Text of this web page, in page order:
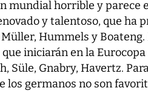
mundial horrible y parece
y talentoso, que ha
Hummels y
iniciarán en la
Süle, Gnabry, Havertz.
los germanos no son